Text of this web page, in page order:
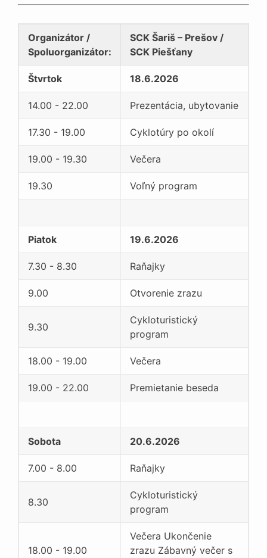
Organizátor /
Spoluorganizátor:
SCK Šariš – Prešov /
SCK Piešťany
Štvrtok 18.6.2026
14.00 - 22.00 Prezentácia, ubytovanie
17.30 - 19.00 Cyklotúry po okolí
19.00 - 19.30 Večera
19.30 Voľný program
Piatok 19.6.2026
7.30 - 8.30 Raňajky
9.00 Otvorenie zrazu
9.30
Cykloturistický
program
18.00 - 19.00 Večera
19.00 - 22.00 Premietanie beseda
Sobota 20.6.2026
7.00 - 8.00 Raňajky
8.30
Cykloturistický
program
18.00 - 19.00
Večera Ukončenie
zrazu Zábavný večer s